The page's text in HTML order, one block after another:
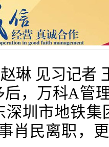
琳 见习记
万科A管理
深圳市地铁
肖民离职，